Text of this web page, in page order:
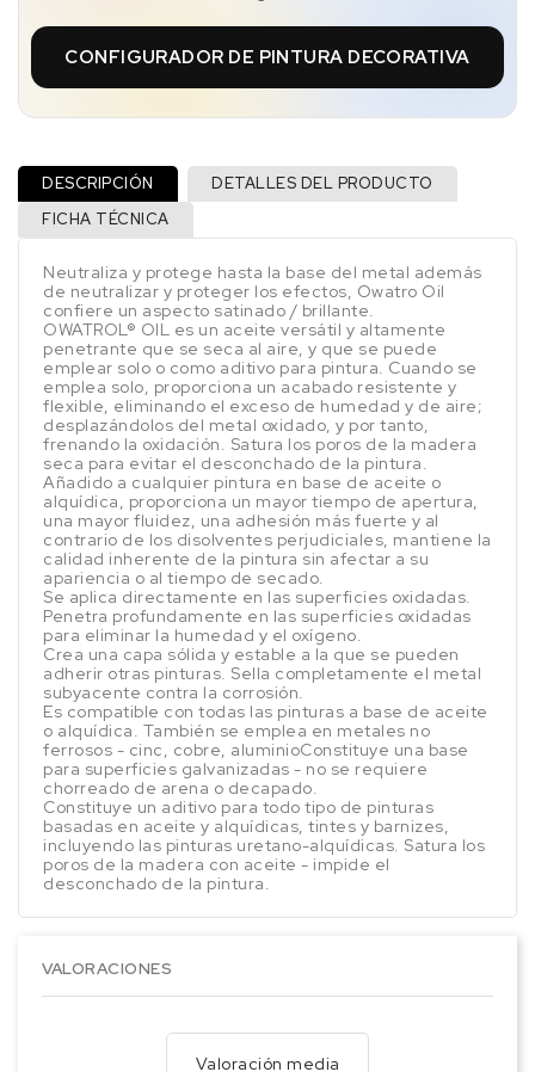
CONFIGURADOR DE PINTURA DECORATIVA
DESCRIPCIÓN
DETALLES DEL PRODUCTO
FICHA TÉCNICA
Neutraliza y protege hasta la base del metal además
de neutralizar y proteger los efectos, Owatro Oil
confiere un aspecto satinado / brillante.
OWATROL® OIL es un aceite versátil y altamente
penetrante que se seca al aire, y que se puede
emplear solo o como aditivo para pintura. Cuando se
emplea solo, proporciona un acabado resistente y
flexible, eliminando el exceso de humedad y de aire;
desplazándolos del metal oxidado, y por tanto,
frenando la oxidación. Satura los poros de la madera
seca para evitar el desconchado de la pintura.
Añadido a cualquier pintura en base de aceite o
alquídica, proporciona un mayor tiempo de apertura,
una mayor fluidez, una adhesión más fuerte y al
contrario de los disolventes perjudiciales, mantiene la
calidad inherente de la pintura sin afectar a su
apariencia o al tiempo de secado.
Se aplica directamente en las superficies oxidadas.
Penetra profundamente en las superficies oxidadas
para eliminar la humedad y el oxígeno.
Crea una capa sólida y estable a la que se pueden
adherir otras pinturas. Sella completamente el metal
subyacente contra la corrosión.
Es compatible con todas las pinturas a base de aceite
o alquídica. También se emplea en metales no
ferrosos - cinc, cobre, aluminioConstituye una base
para superficies galvanizadas - no se requiere
chorreado de arena o decapado.
Constituye un aditivo para todo tipo de pinturas
basadas en aceite y alquídicas, tintes y barnizes,
incluyendo las pinturas uretano-alquídicas. Satura los
poros de la madera con aceite - impide el
desconchado de la pintura.
VALORACIONES
Valoración media